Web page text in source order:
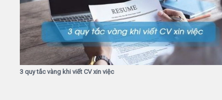
3 quy tắc vàng khi viết CV xin việc